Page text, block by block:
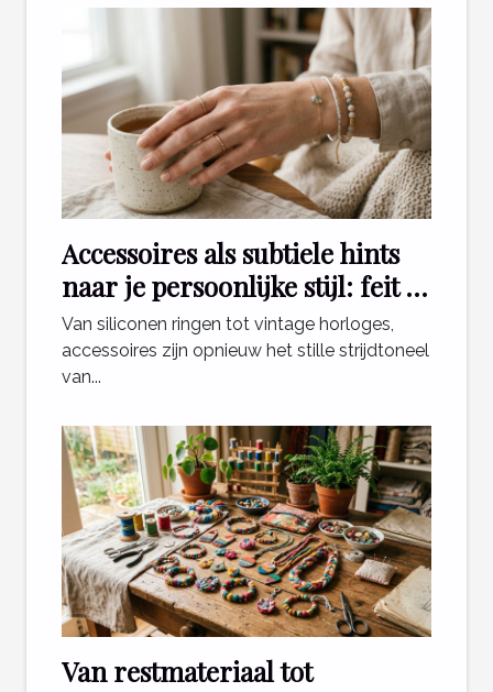
Accessoires als subtiele hints
naar je persoonlijke stijl: feit of
fabel?
Van siliconen ringen tot vintage horloges,
accessoires zijn opnieuw het stille strijdtoneel
van...
Van restmateriaal tot